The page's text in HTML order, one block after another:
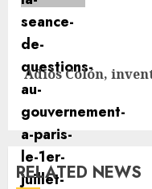
Adiós Colón,
RELATED NEWS